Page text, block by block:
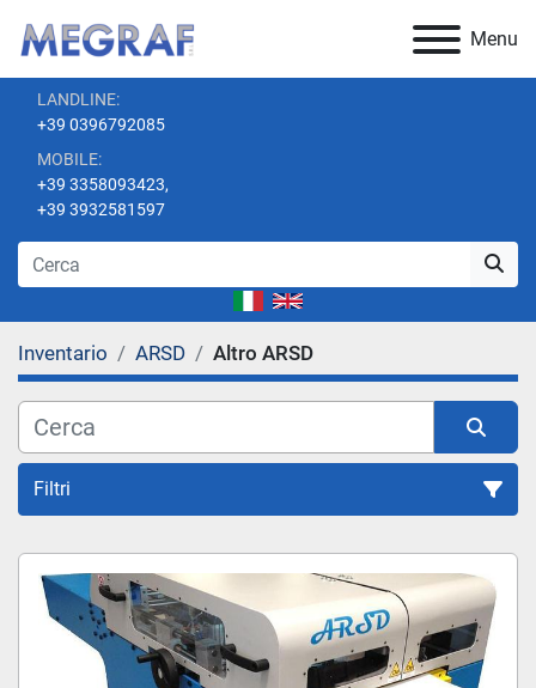
Menu
LANDLINE:
+39 0396792085
MOBILE:
+39 3358093423,
+39 3932581597
Inventario ARSD Altro ARSD
Filtri
ARSD (1)
Ordina per